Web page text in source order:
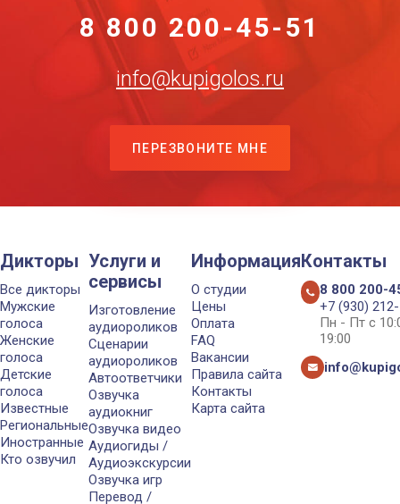
8 800 200-45-51
info@kupigolos.ru
ПЕРЕЗВОНИТЕ МНЕ
Дикторы
Все дикторы
Мужские
голоса
Женские
голоса
Детские
голоса
Известные
Региональные
Иностранные
Кто озвучил
Услуги и
сервисы
Изготовление
аудиороликов
Сценарии
аудиороликов
Автоответчики
Озвучка
аудиокниг
Озвучка видео
Аудиогиды /
Аудиоэкскурсии
Озвучка игр
Перевод /
Информация
О студии
Цены
Оплата
FAQ
Вакансии
Правила сайта
Контакты
Карта сайта
Контакты
8 800 200-
+7 (930)
Пн - Пт с
19:00